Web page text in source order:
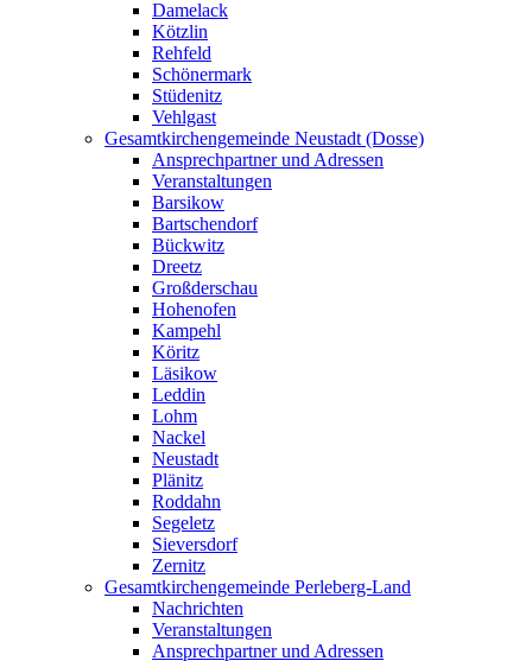
Damelack
Kötzlin
Rehfeld
Schönermark
Stüdenitz
Vehlgast
Gesamtkirchengemeinde Neustadt (Dosse)
Ansprechpartner und Adressen
Veranstaltungen
Barsikow
Bartschendorf
Bückwitz
Dreetz
Großderschau
Hohenofen
Kampehl
Köritz
Läsikow
Leddin
Lohm
Nackel
Neustadt
Plänitz
Roddahn
Segeletz
Sieversdorf
Zernitz
Gesamtkirchengemeinde Perleberg-Land
Nachrichten
Veranstaltungen
Ansprechpartner und Adressen